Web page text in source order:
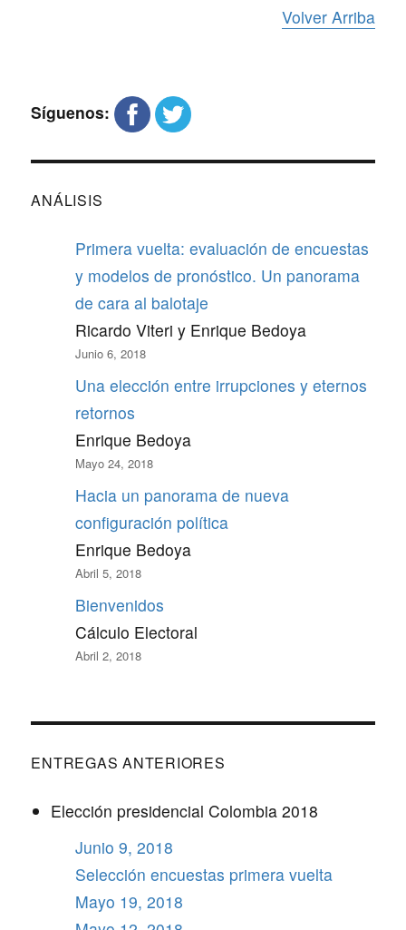
Volver Arriba
Síguenos:
ANÁLISIS
Primera vuelta: evaluación de encuestas
y modelos de pronóstico. Un panorama
de cara al balotaje
Ricardo Viteri y Enrique Bedoya
Junio 6, 2018
Una elección entre irrupciones y eternos
retornos
Enrique Bedoya
Mayo 24, 2018
Hacia un panorama de nueva
configuración política
Enrique Bedoya
Abril 5, 2018
Bienvenidos
Cálculo Electoral
Abril 2, 2018
ENTREGAS ANTERIORES
Elección presidencial Colombia 2018
Junio 9, 2018
Selección encuestas primera vuelta
Mayo 19, 2018